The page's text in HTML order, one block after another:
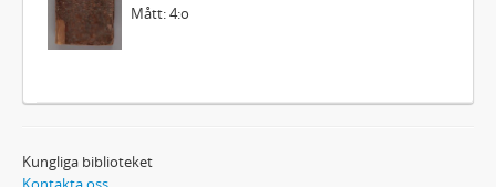
Mått: 4:o
Kungliga biblioteket